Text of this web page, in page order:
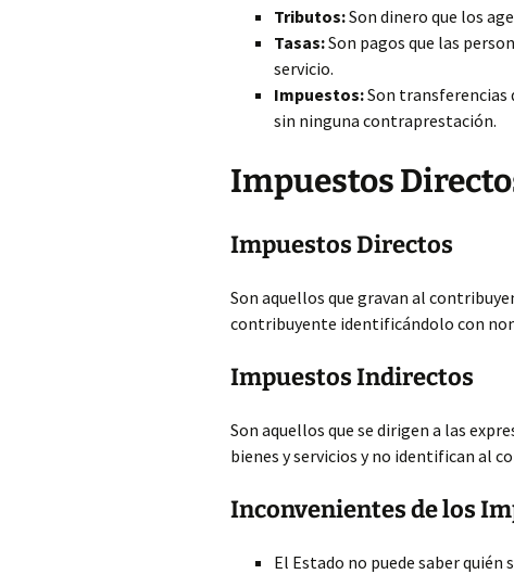
Tributos:Son dinero que los
Tasas:Son pagos que las
servicio.
Impuestos:Son transferencias
sin ninguna contraprestación.
Impuestos
Impuestos Directos
Son aquellos que gravan al
contribuyente identificándolo con
Impuestos Indirectos
Son aquellos que se dirigen a las
bienes y servicios y no identifican al
Inconvenientes de los
El Estado no puede saber